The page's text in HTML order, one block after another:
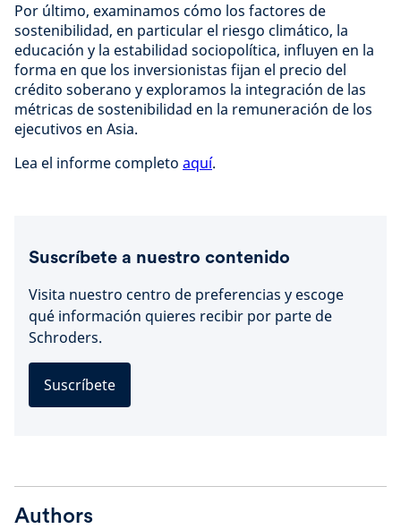
Por último, examinamos cómo los factores de
sostenibilidad, en particular el riesgo climático, la
educación y la estabilidad sociopolítica, influyen en la
forma en que los inversionistas fijan el precio del
crédito soberano y exploramos la integración de las
métricas de sostenibilidad en la remuneración de los
ejecutivos en Asia.
Lea el informe completo aquí.
Suscríbete a nuestro contenido
Visita nuestro centro de preferencias y escoge
qué información quieres recibir por parte de
Schroders.
Suscríbete
Authors